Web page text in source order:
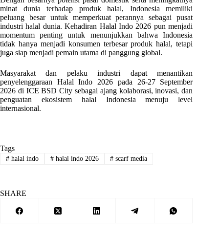
minat dunia terhadap produk halal, Indonesia memiliki
peluang besar untuk memperkuat perannya sebagai pusat
industri halal dunia. Kehadiran Halal Indo 2026 pun menjadi
momentum penting untuk menunjukkan bahwa Indonesia
tidak hanya menjadi konsumen terbesar produk halal, tetapi
juga siap menjadi pemain utama di panggung global.
Masyarakat dan pelaku industri dapat menantikan
penyelenggaraan Halal Indo 2026 pada 26-27 September
2026 di ICE BSD City sebagai ajang kolaborasi, inovasi, dan
penguatan ekosistem halal Indonesia menuju level
internasional.
Tags
#halal indo #halal indo 2026 # scarf media
SHARE